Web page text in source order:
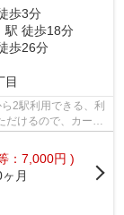
歩3分
駅 徒歩18分
歩26分
目
2駅利用できる、利
だけるので、カード
：7,000円 )
月